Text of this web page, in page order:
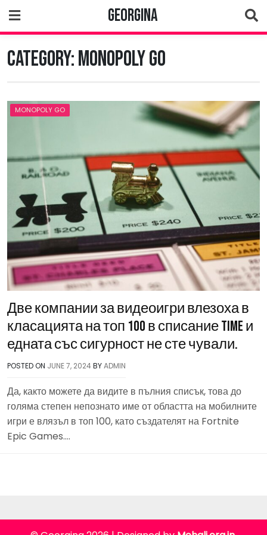
to
content
Georgina
Category:Monopoly Go
MONOPOLY GO
Две компании за видеоигри влезоха в
класацията на топ 100 в списание Time и
едната със сигурност не сте чували.
POSTED ON JUNE 7, 2024BYADMIN
Да, както можете да видите в пълния списък, това до
голяма степен непознато име от областта на мобилните
игри е влязъл в топ 100, като създателят на Fortnite
Epic Games….